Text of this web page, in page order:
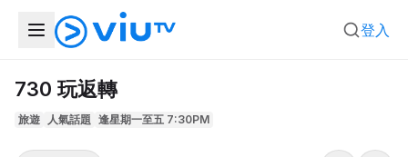
登入
730 玩返轉
旅遊 人氣話題 逢星期一至五 7:30PM